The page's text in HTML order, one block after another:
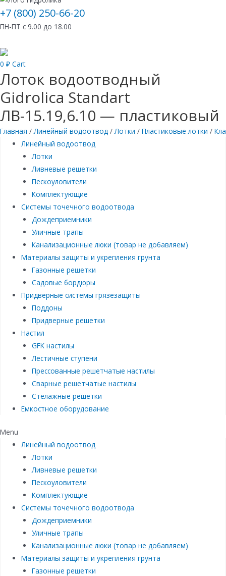
+7 (800) 250-66-20
ПН-ПТ с 9.00 до 18.00
0 ₽ Cart
Лоток водоотводный
Gidrolica Standart
ЛВ-15.19,6.10 — пластиковый
Главная /Линейный водоотвод /Лотки / Пластиковые лотки /
Линейный водоотвод
Лотки
Ливневые решетки
Пескоуловители
Комплектующие
Системы точечного водоотвода
Дождеприемники
Уличные трапы
Канализационные люки (товар не добавляем)
Материалы защиты и укрепления грунта
Газонные решетки
Садовые бордюры
Придверные системы грязезащиты
Поддоны
Придверные решетки
Настил
GFK настилы
Лестичные ступени
Прессованные решетчатые настилы
Сварные решетчатые настилы
Стелажные решетки
Емкостное оборудование
Menu
Линейный водоотвод
Лотки
Ливневые решетки
Пескоуловители
Комплектующие
Системы точечного водоотвода
Дождеприемники
Уличные трапы
Канализационные люки (товар не добавляем)
Материалы защиты и укрепления грунта
Газонные решетки